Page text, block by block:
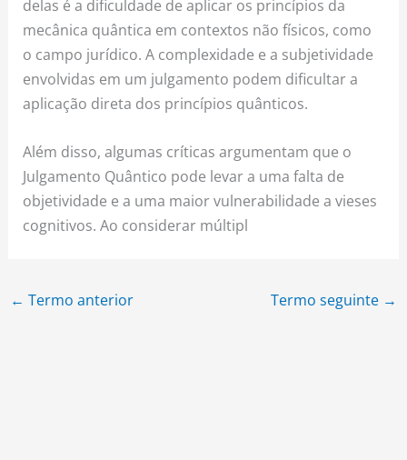
delas é a dificuldade de aplicar os princípios da
mecânica quântica em contextos não físicos, como
o campo jurídico. A complexidade e a subjetividade
envolvidas em um julgamento podem dificultar a
aplicação direta dos princípios quânticos.
Além disso, algumas críticas argumentam que o
Julgamento Quântico pode levar a uma falta de
objetividade e a uma maior vulnerabilidade a vieses
cognitivos. Ao considerar múltipl
← Termo anterior Termo seguinte →